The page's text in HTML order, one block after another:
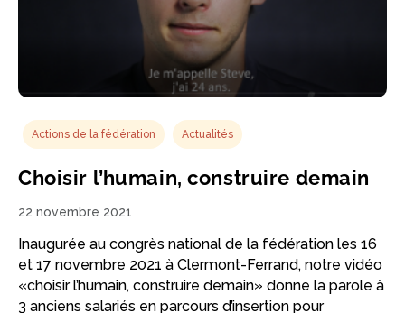
Actions de la fédération Actualités
Choisir l’humain, construire demain
22 novembre 2021
Inaugurée au congrès national de la fédération les 16
et 17 novembre 2021 à Clermont-Ferrand, notre vidéo
«choisir l’humain, construire demain» donne la parole à
3 anciens salariés en parcours d’insertion pour